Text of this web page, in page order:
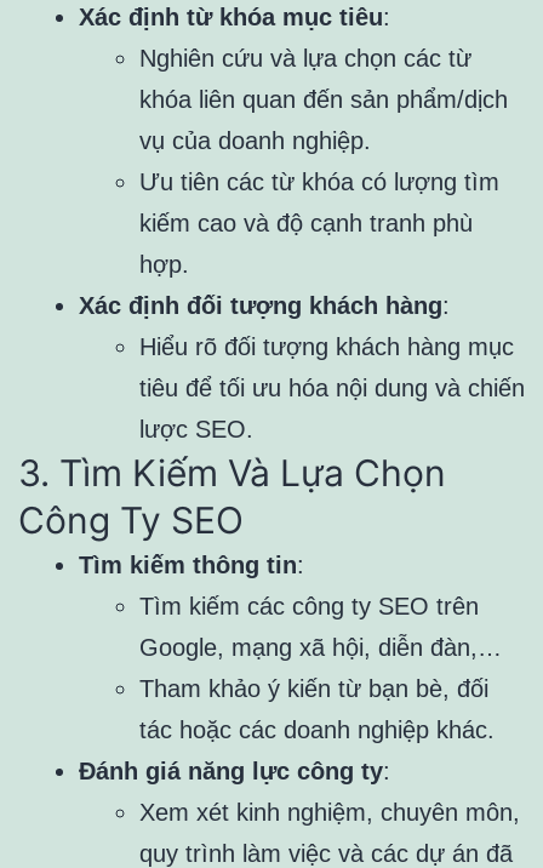
Xác định từ khóa mục tiêu:
Nghiên cứu và lựa chọn các từ
khóa liên quan đến sản phẩm/dịch
vụ của doanh nghiệp.
Ưu tiên các từ khóa có lượng tìm
kiếm cao và độ cạnh tranh phù
hợp.
Xác định đối tượng khách hàng:
Hiểu rõ đối tượng khách hàng mục
tiêu để tối ưu hóa nội dung và chiến
lược SEO.
3. Tìm Kiếm Và Lựa Chọn
Công Ty SEO
Tìm kiếm thông tin:
Tìm kiếm các công ty SEO trên
Google, mạng xã hội, diễn đàn,…
Tham khảo ý kiến từ bạn bè, đối
tác hoặc các doanh nghiệp khác.
Đánh giá năng lực công ty:
Xem xét kinh nghiệm, chuyên môn,
quy trình làm việc và các dự án đã